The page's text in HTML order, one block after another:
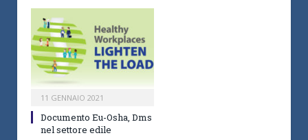
11 GENNAIO 2021
Documento Eu-Osha, Dms
nel settore edile